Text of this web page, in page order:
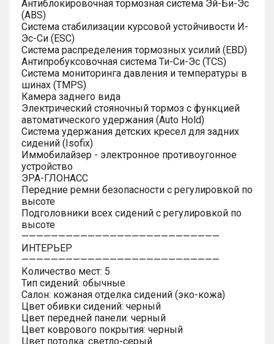
Антиблокировочная тормозная система Эй-Би-Эс
(ABS)
Система стабилизации курсовой устойчивости И-
Эс-Си (ESC)
Система распределения тормозных усилий (EBD)
Антипробуксовочная система Ти-Си-Эс (TCS)
Система мониторинга давления и температуры в
шинах (TMPS)
Камера заднего вида
Электрический стояночный тормоз с функцией
автоматического удержания (Auto Hold)
Система удержания детских кресел для задних
сидений (Isofix)
Иммобилайзер - электронное противоугонное
устройство
ЭРА-ГЛОНАСС
Передние ремни безопасности с регулировкой по
высоте
Подголовники всех сидений с регулировкой по
высоте
———————————————————————————
ИНТЕРЬЕР
———————————————————————————
Количество мест: 5
Тип сидений: обычные
Салон: кожаная отделка сидений (эко-кожа)
Цвет обивки сидений: черный
Цвет передней панели: черный
Цвет коврового покрытия: черный
Цвет потолка: светло-серый